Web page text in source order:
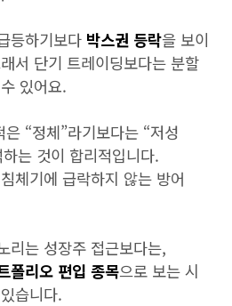
등하기보다 박스권 등락을 보이
서 단기 트레이딩보다는 분할
있어요.
“정체”라기보다는 “저성
는 것이 합리적입니다.
체기에 급락하지 않는 방어
리는 성장주 접근보다는,
폴리오 편입 종목으로 보는 시
습니다.